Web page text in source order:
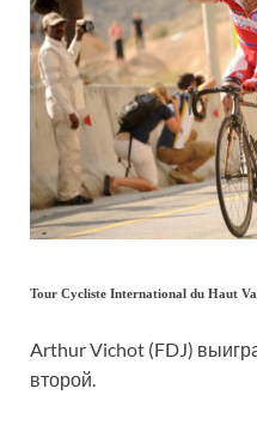
Tour Cycliste International du Haut
Arthur Vichot (FDJ)
второй.